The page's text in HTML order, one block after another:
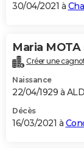
30/04/2021 à
Maria MOTA
Créer une
Naissance
22/04/1929 à
Décès
16/03/2021 à